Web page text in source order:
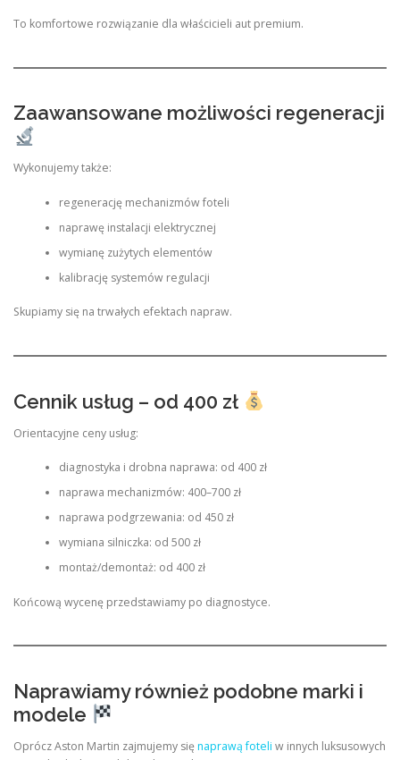
To komfortowe rozwiązanie dla właścicieli aut premium.
Zaawansowane możliwości regeneracji
Wykonujemy także:
regenerację mechanizmów foteli
naprawę instalacji elektrycznej
wymianę zużytych elementów
kalibrację systemów regulacji
Skupiamy się na trwałych efektach napraw.
Cennik usług – od 400 zł
Orientacyjne ceny usług:
diagnostyka i drobna naprawa: od 400 zł
naprawa mechanizmów: 400–700 zł
naprawa podgrzewania: od 450 zł
wymiana silniczka: od 500 zł
montaż/demontaż: od 400 zł
Końcową wycenę przedstawiamy po diagnostyce.
Naprawiamy również podobne marki i
modele
Oprócz Aston Martin zajmujemy sięnaprawą foteli w innych luksusowych